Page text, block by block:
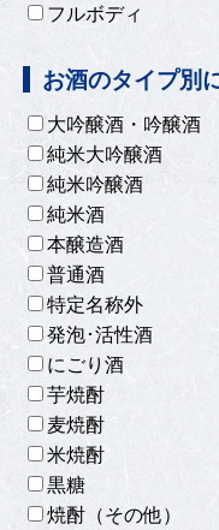
フルボディ
お酒のタイプ別
大吟醸酒・吟醸酒
純米大吟醸酒
純米吟醸酒
純米酒
本醸造酒
普通酒
特定名称外
発泡･活性酒
にごり酒
芋焼酎
麦焼酎
米焼酎
黒糖
焼酎（その他）